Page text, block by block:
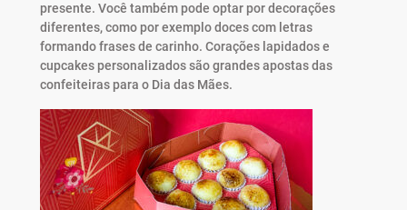
presente. Você também pode optar por decorações
diferentes, como por exemplo doces com letras
formando frases de carinho. Corações lapidados e
cupcakes personalizados são grandes apostas das
confeiteiras para o Dia das Mães.